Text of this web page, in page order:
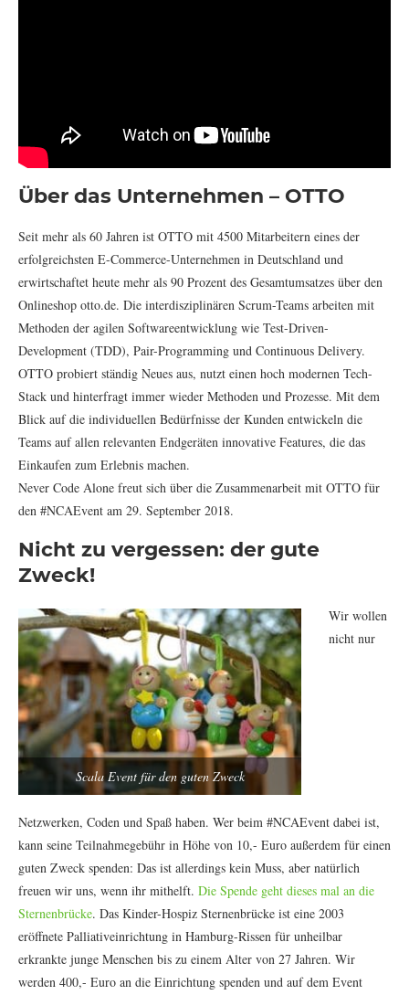
Über das Unternehmen – OTTO
Seit mehr als 60 Jahren ist OTTO mit 4500 Mitarbeitern eines der
erfolgreichsten E-Commerce-Unternehmen in Deutschland und
erwirtschaftet heute mehr als 90 Prozent des Gesamtumsatzes über den
Onlineshop otto.de. Die interdisziplinären Scrum-Teams arbeiten mit
Methoden der agilen Softwareentwicklung wie Test-Driven-
Development (TDD), Pair-Programming und Continuous Delivery.
OTTO probiert ständig Neues aus, nutzt einen hoch modernen Tech-
Stack und hinterfragt immer wieder Methoden und Prozesse. Mit dem
Blick auf die individuellen Bedürfnisse der Kunden entwickeln die
Teams auf allen relevanten Endgeräten innovative Features, die das
Einkaufen zum Erlebnis machen.
Never Code Alone freut sich über die Zusammenarbeit mit OTTO für
den #NCAEvent am 29. September 2018.
Nicht zu vergessen: der gute
Zweck!
Scala Event für den guten Zweck
Wir wollen
nicht nur
Netzwerken, Coden und Spaß haben. Wer beim #NCAEvent dabei ist,
kann seine Teilnahmegebühr in Höhe von 10,- Euro außerdem für einen
guten Zweck spenden: Das ist allerdings kein Muss, aber natürlich
freuen wir uns, wenn ihr mithelft. Die Spende geht dieses mal an die
Sternenbrücke. Das Kinder-Hospiz Sternenbrücke ist eine 2003
eröffnete Palliativeinrichtung in Hamburg-Rissen für unheilbar
erkrankte junge Menschen bis zu einem Alter von 27 Jahren. Wir
werden 400,- Euro an die Einrichtung spenden und auf dem Event